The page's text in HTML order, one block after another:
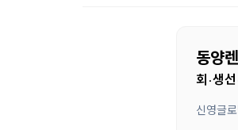
동양
회·생
신영글